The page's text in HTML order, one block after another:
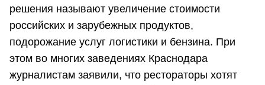
решения называют увеличение стоимости
российских и зарубежных продуктов,
подорожание услуг логистики и бензина. При
этом во многих заведениях Краснодара
журналистам заявили, что рестораторы хотят